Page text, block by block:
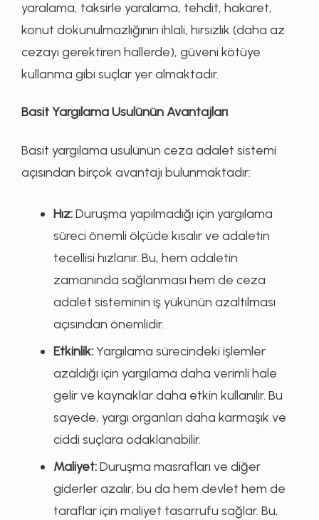
yaralama, taksirle yaralama, tehdit, hakaret,
konut dokunulmazlığının ihlali, hırsızlık (daha az
cezayı gerektiren hallerde), güveni kötüye
kullanma gibi suçlar yer almaktadır.
Basit Yargılama Usulünün Avantajları
Basit yargılama usulünün ceza adalet sistemi
açısından birçok avantajı bulunmaktadır:
Hız:Duruşma yapılmadığı için yargılama
süreci önemli ölçüde kısalır ve adaletin
tecellisi hızlanır. Bu, hem adaletin
zamanında sağlanması hem de ceza
adalet sisteminin iş yükünün azaltılması
açısından önemlidir.
Etkinlik:Yargılama sürecindeki işlemler
azaldığı için yargılama daha verimli hale
gelir ve kaynaklar daha etkin kullanılır. Bu
sayede, yargı organları daha karmaşık ve
ciddi suçlara odaklanabilir.
Maliyet:Duruşma masrafları ve diğer
giderler azalır, bu da hem devlet hem de
taraflar için maliyet tasarrufu sağlar. Bu,